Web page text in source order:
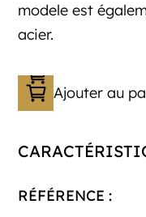
modele est
acier.
Ajouter au
RÉFÉRENCE :